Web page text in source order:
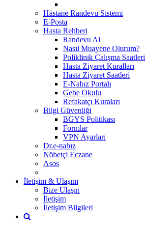
Hastane Randevu Sistemi
E-Posta
Hasta Rehberi
Randevu Al
Nasıl Muayene Olurum?
Poliklinik Çalışma Saatleri
Hasta Ziyaret Kuralları
Hasta Ziyaret Saatleri
E-Nabız Portalı
Gebe Okulu
Refakatçı Kuraları
Bilgi Güvenliği
BGYS Politikası
Formlar
VPN Ayarları
Dr.e-nabız
Nöbetçi Eczane
Asos
İletişim & Ulaşım
Bize Ulaşın
İletişim
İletişim Bilgileri